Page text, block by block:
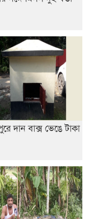
দান বাক্স ভেঙে টাকা